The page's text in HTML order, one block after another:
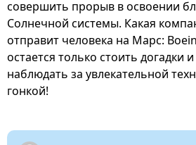
совершить прорыв в освоении
Солнечной системы. Какая
отправит человека на Марс:
остается только стоить догадки
наблюдать за увлекательной
гонкой!